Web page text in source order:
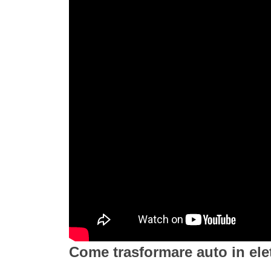
Come trasformare auto in